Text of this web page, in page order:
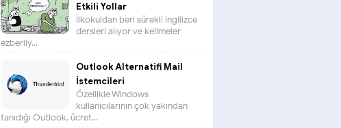
Etkili Yollar
İlkokuldan beri sürekli ingilizce
dersleri alıyor ve kelimeler
ezberliy...
Outlook Alternatifi Mail
İstemcileri
Özellikle Windows
kullanıcılarının çok yakından
tanıdığı Outlook, ücret...